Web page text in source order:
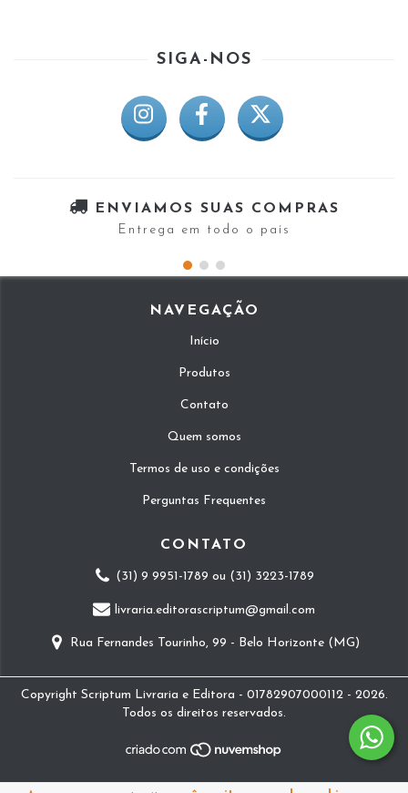
SIGA-NOS
ENVIAMOS SUAS COMPRAS
Entrega em todo o país
NAVEGAÇÃO
Início
Produtos
Contato
Quem somos
Termos de uso e condições
Perguntas Frequentes
CONTATO
(31) 9 9951-1789 ou (31) 3223-1789
livraria.editorascriptum@gmail.com
Rua Fernandes Tourinho, 99 - Belo Horizonte (MG)
Copyright Scriptum Livraria e Editora - 01782907000112 - 2026.
Todos os direitos reservados.